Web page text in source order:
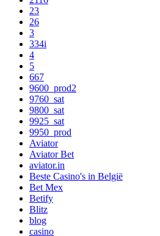
23
26
3
334i
4
5
667
9600_prod2
9760_sat
9800_sat
9925_sat
9950_prod
Aviator
Aviator Bet
aviator.in
Beste Casino's in België
Bet Mex
Betify
Blitz
blog
casino